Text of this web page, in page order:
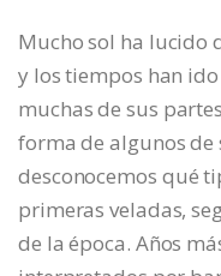
Mucho sol ha lucido
y los tiempos han
muchas de sus
forma de algunos de
desconocemos qué
primeras veladas,
de la época. Años